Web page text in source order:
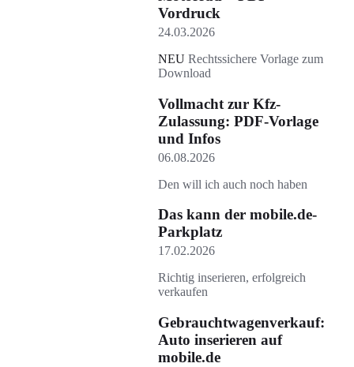
Vordruck
24.03.2026
NEU Rechtssichere Vorlage zum
Download
Vollmacht zur Kfz-
Zulassung: PDF-Vorlage
und Infos
06.08.2026
Den will ich auch noch haben
Das kann der mobile.de-
Parkplatz
17.02.2026
Richtig inserieren, erfolgreich
verkaufen
Gebrauchtwagenverkauf:
Auto inserieren auf
mobile.de